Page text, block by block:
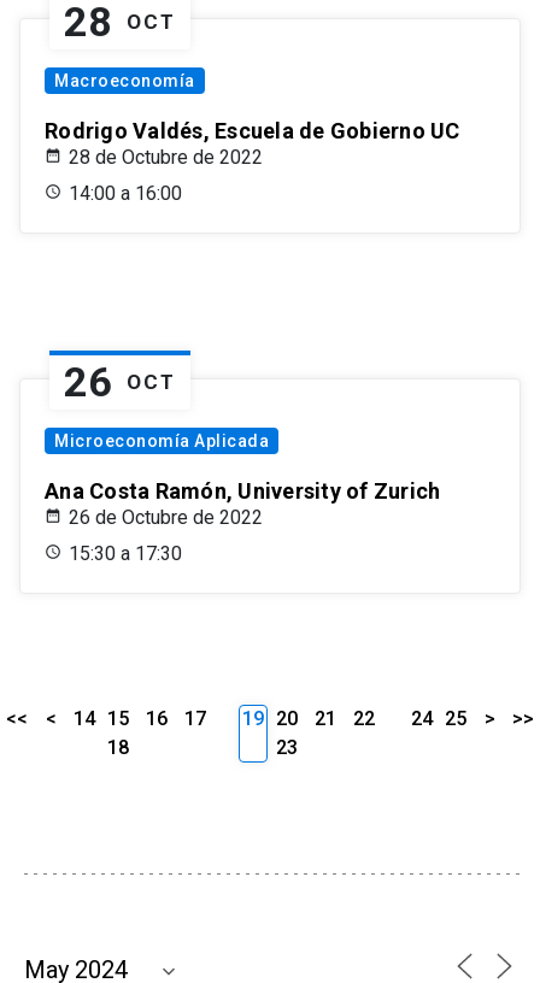
28 OCT
Macroeconomía
Rodrigo Valdés, Escuela de Gobierno UC
28 de Octubre de 2022
14:00 a 16:00
26 OCT
Microeconomía Aplicada
Ana Costa Ramón, University of Zurich
26 de Octubre de 2022
15:30 a 17:30
<< < 14 15 16
17
18
19 20 21
22
23
24 25 > >>